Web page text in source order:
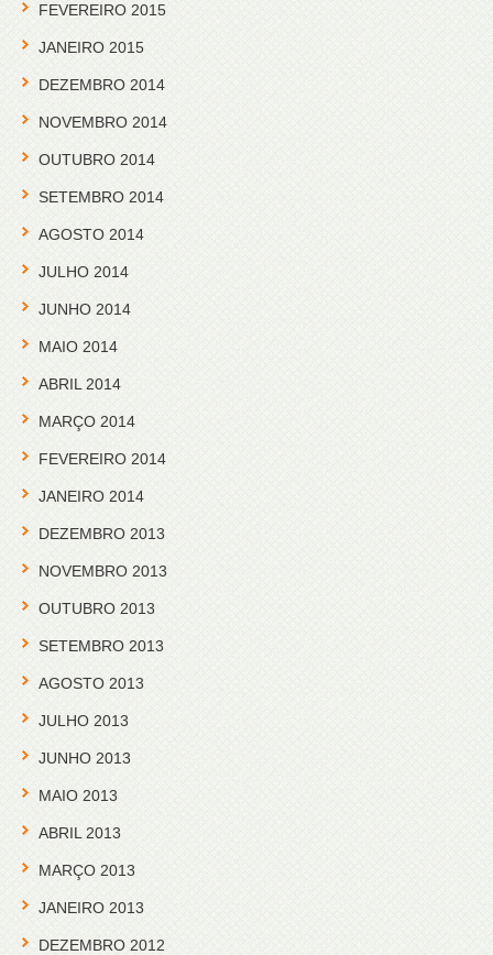
FEVEREIRO 2015
JANEIRO 2015
DEZEMBRO 2014
NOVEMBRO 2014
OUTUBRO 2014
SETEMBRO 2014
AGOSTO 2014
JULHO 2014
JUNHO 2014
MAIO 2014
ABRIL 2014
MARÇO 2014
FEVEREIRO 2014
JANEIRO 2014
DEZEMBRO 2013
NOVEMBRO 2013
OUTUBRO 2013
SETEMBRO 2013
AGOSTO 2013
JULHO 2013
JUNHO 2013
MAIO 2013
ABRIL 2013
MARÇO 2013
JANEIRO 2013
DEZEMBRO 2012